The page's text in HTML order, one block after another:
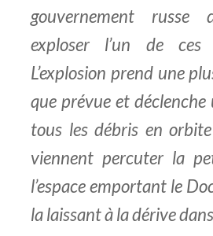
gouvernement russe
exploser l’un de ces
L’explosion prend une
que prévue et
tous les débris en
viennent percuter la
l’espace emportant le
la laissant à la dérive